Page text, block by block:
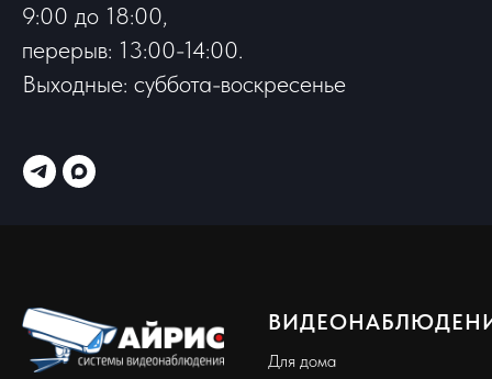
9:00 до 18:00,
перерыв: 13:00-14:00.
Выходные: суббота-воскресенье
Для дома